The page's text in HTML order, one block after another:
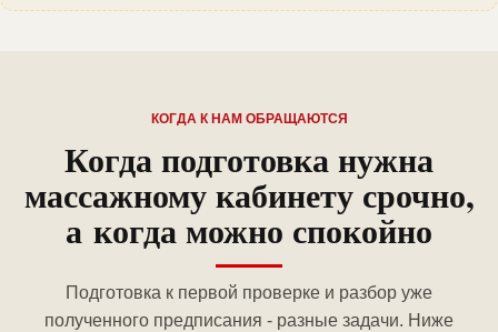
КОГДА К НАМ ОБРАЩАЮТСЯ
Когда подготовка нужна
массажному кабинету срочно,
а когда можно спокойно
Подготовка к первой проверке и разбор уже
полученного предписания - разные задачи. Ниже